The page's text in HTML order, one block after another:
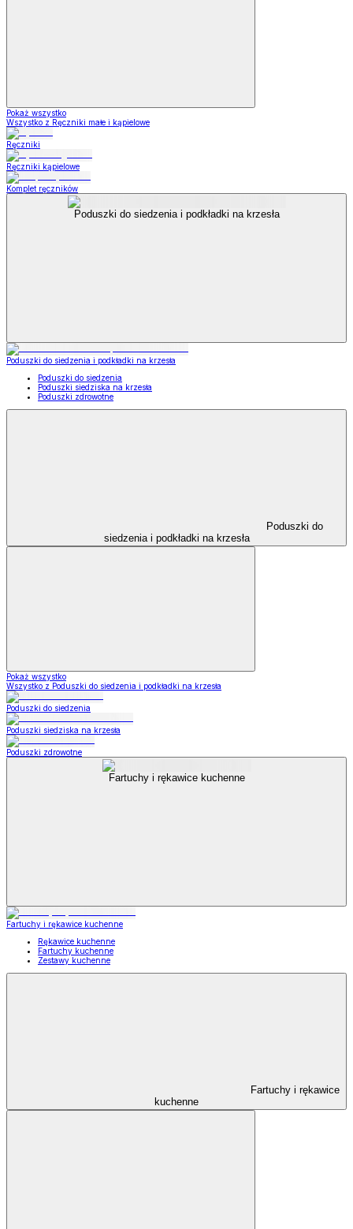
Pokaż wszystko
Wszystko z Ręczniki małe i kąpielowe
Ręczniki
Ręczniki kąpielowe
Komplet ręczników
Poduszki do siedzenia i podkładki na krzesła
Poduszki do siedzenia i podkładki na krzesła
Poduszki do siedzenia
Poduszki siedziska na krzesła
Poduszki zdrowotne
Poduszki do
siedzenia i podkładki na krzesła
Pokaż wszystko
Wszystko z Poduszki do siedzenia i podkładki na krzesła
Poduszki do siedzenia
Poduszki siedziska na krzesła
Poduszki zdrowotne
Fartuchy i rękawice kuchenne
Fartuchy i rękawice kuchenne
Rękawice kuchenne
Fartuchy kuchenne
Zestawy kuchenne
Fartuchy i rękawice
kuchenne